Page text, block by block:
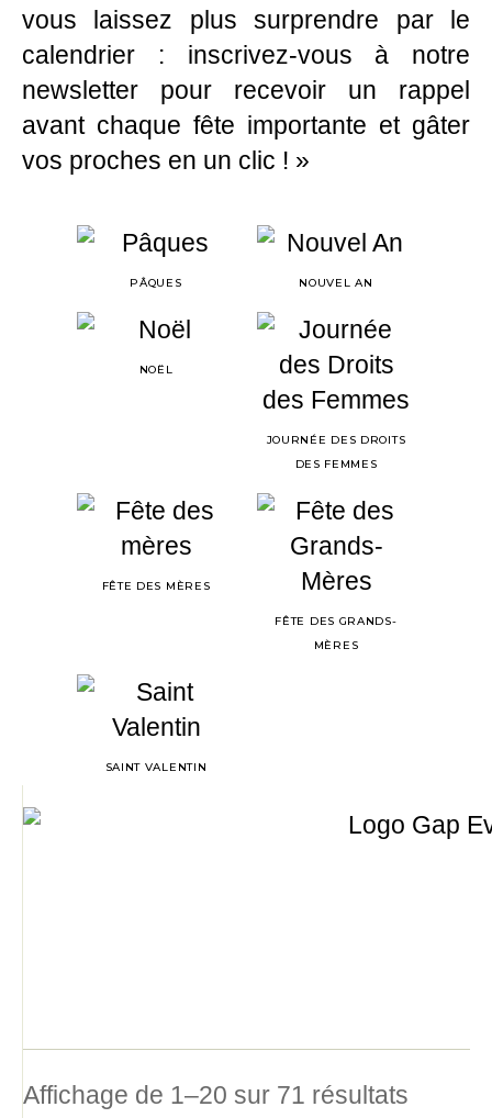
vous laissez plus surprendre par le
calendrier : inscrivez-vous à notre
newsletter pour recevoir un rappel
avant chaque fête importante et gâter
vos proches en un clic ! »
PÂQUES NOUVEL AN
NOËL
JOURNÉE DES DROITS
DES FEMMES
FÊTE DES MÈRES
FÊTE DES GRANDS-
MÈRES
SAINT VALENTIN
Affichage de 1–20 sur 71 résultats